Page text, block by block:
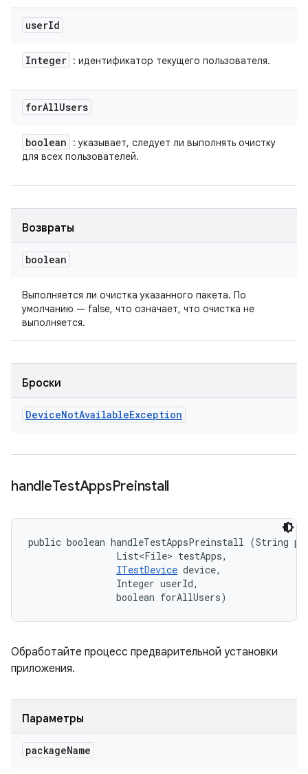
userId
Integer : идентификатор текущего пользователя.
forAllUsers
boolean
: указывает, следует ли выполнять очистку
для всех пользователей.
Возвраты
boolean
Выполняется ли очистка указанного пакета. По
умолчанию — false, что означает, что очистка не
выполняется.
Броски
DeviceNotAvailableException
handleTestAppsPreinstall
public boolean handleTestAppsPreinstall (String
                List<File> testApps,
ITestDevice device,
                Integer userId,
                boolean forAllUsers)
Обработайте процесс предварительной установки
приложения.
Параметры
packageName